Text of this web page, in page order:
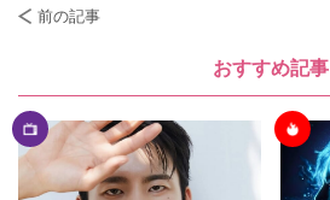
前の記事
おすすめ記事